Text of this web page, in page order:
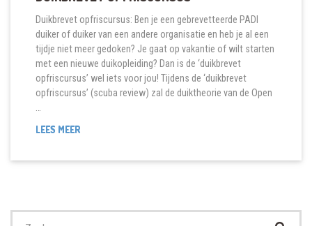
Duikbrevet opfriscursus: Ben je een gebrevetteerde PADI
duiker of duiker van een andere organisatie en heb je al een
tijdje niet meer gedoken? Je gaat op vakantie of wilt starten
met een nieuwe duikopleiding? Dan is de ‘duikbrevet
opfriscursus’ wel iets voor jou! Tijdens de ‘duikbrevet
opfriscursus’ (scuba review) zal de duiktheorie van de Open
LEES MEERDUIKBREVET